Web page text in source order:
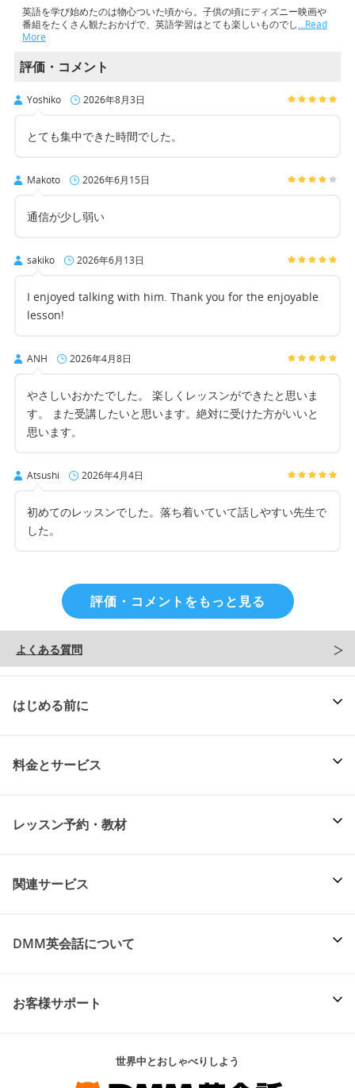
英語を学び始めたのは物心ついた頃から。子供の頃にディズニー映画や
番組をたくさん観たおかげで、英語学習はとても楽しいものでし…Read
More
評価・コメント
Yoshiko 2026年8月3日
とても集中できた時間でした。
Makoto 2026年6月15日
通信が少し弱い
sakiko 2026年6月13日
I enjoyed talking with him. Thank you for the enjoyable
lesson!
ANH 2026年4月8日
やさしいおかたでした。 楽しくレッスンができたと思いま
す。 また受講したいと思います。絶対に受けた方がいいと
思います。
Atsushi 2026年4月4日
初めてのレッスンでした。落ち着いていて話しやすい先生で
した。
評価・コメントをもっと見る
よくある質問
はじめる前に
料金とサービス
レッスン予約・教材
関連サービス
DMM英会話について
お客様サポート
世界中とおしゃべりしよう